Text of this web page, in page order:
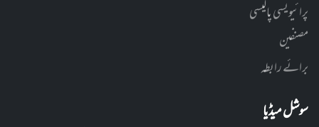
پرائیویسی پالیسی
مصنفین
برائے رابطہ
سوشل میڈیا